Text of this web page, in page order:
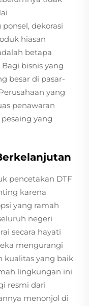
dekorasi
hiasan
betapa
bisnis yang
besar di pasar-
yang
penawaran
yang
pencetakan DTF
karena
yang ramah
negeri
secara hayati
mengurangi
kualitas yang baik
lingkungan ini
resmi dari
menonjol di